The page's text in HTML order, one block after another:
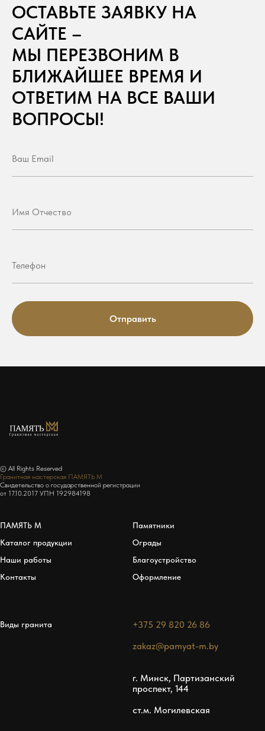
ОСТАВЬТЕ ЗАЯВКУ НА
САЙТЕ –
МЫ ПЕРЕЗВОНИМ В
БЛИЖАЙШЕЕ ВРЕМЯ И
ОТВЕТИМ НА ВСЕ ВАШИ
ВОПРОСЫ!
Отправить
© All Rights Reserved
Гранитная мастерская ПАМЯТЬ М
Свидетельство о государственной регистрации
от 17.10.2017 УПН 192984198
ПАМЯТЬ М
Каталог продукции
Наши работы
Контакты
Памятники
Ограды
Благоустройство
Оформление
Виды гранита
+375 29 820 26 86
zakaz@pamyat-m.by
г. Минск, Партизанский
проспект, 144
ст.м. Могилевская